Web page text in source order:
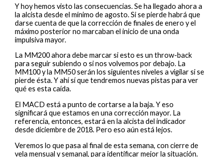
Y hoy hemos visto las consecuencias. Se ha llegado ahora a
la alcista desde el mínimo de agosto. Si se pierde habrá que
darse cuenta de que la corrección de finales de enero y el
máximo posterior no marcaban el inicio de una onda
impulsiva mayor.
La MM200 ahora debe marcar si esto es un throw-back
para seguir subiendo o si nos volvemos por debajo. La
MM100 y la MM50 serán los siguientes niveles a vigilar si se
pierde ésta. Y ahí sí que tendremos nuevas pistas para ver
qué es esta caída.
El MACD está a punto de cortarse a la baja. Y eso
significará que estamos en una corrección mayor. La
referencia, entonces, estará en la alcista del indicador
desde diciembre de 2018. Pero eso aún está lejos.
Veremos lo que pasa al final de esta semana, con cierre de
vela mensual y semanal, para identificar mejor la situación.